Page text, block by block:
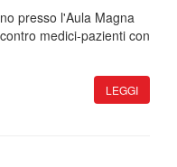
presso l'Aula Magna
medici-pazienti con
LEGGI